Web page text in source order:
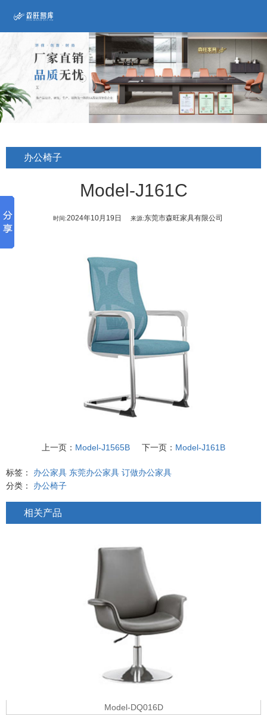
办公椅子
Model-J161C
时间:2024年10月19日 来源:东莞市森旺家具有限公司
上一页： Model-J1565B 下一页： Model-J161B
标签： 办公家具 东莞办公家具 订做办公家具
分类： 办公椅子
相关产品
Model-DQ016D